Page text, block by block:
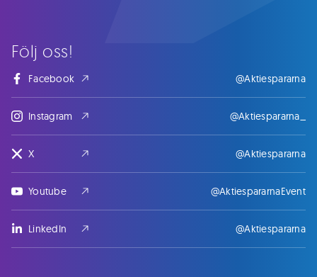
Följ oss!
Facebook @Aktiespararna
Instagram @Aktiespararna_
X @Aktiespararna
Youtube @AktiespararnaEvent
LinkedIn @Aktiespararna